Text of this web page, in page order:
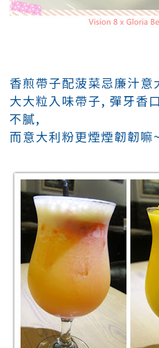
香煎帶子配菠菜忌廉汁意
大大粒入味帶子, 彈牙香
不膩,
而意大利粉更煙煙韌韌嘛~